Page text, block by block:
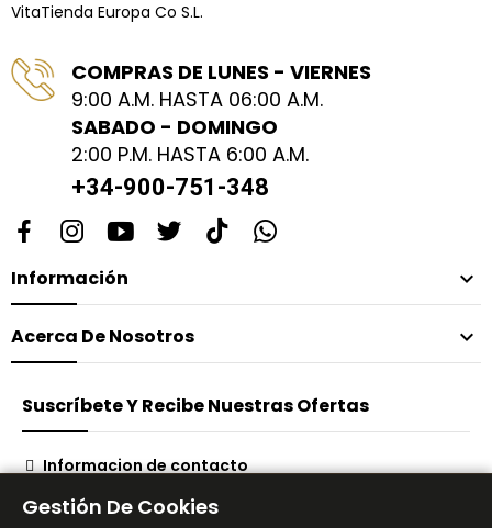
VitaTienda Europa Co S.L.
COMPRAS DE LUNES - VIERNES
9:00 A.M. HASTA 06:00 A.M.
SABADO - DOMINGO
2:00 P.M. HASTA 6:00 A.M.
+34-900-751-348
Información 
Acerca De Nosotros 
Suscríbete Y Recibe Nuestras Ofertas
Informacion de contacto
Gestión De Cookies